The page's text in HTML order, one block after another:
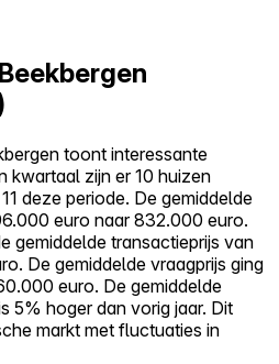
toont interessante
kwartaal zijn er 10 huizen
deze periode. De gemiddelde
euro naar 832.000 euro.
gemiddelde transactieprijs van
De gemiddelde vraagprijs ging
euro. De gemiddelde
5% hoger dan vorig jaar. Dit
markt met fluctuaties in